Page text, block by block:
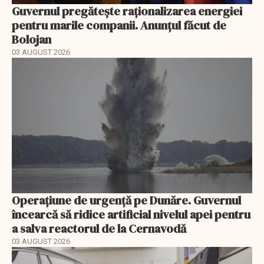
Guvernul pregătește raționalizarea energiei
pentru marile companii. Anunțul făcut de
Bolojan
03 AUGUST 2026
Operațiune de urgență pe Dunăre. Guvernul
încearcă să ridice artificial nivelul apei pentru
a salva reactorul de la Cernavodă
03 AUGUST 2026